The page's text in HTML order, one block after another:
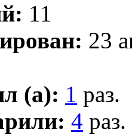
11
23
(а): 1 раз.
4 раз.